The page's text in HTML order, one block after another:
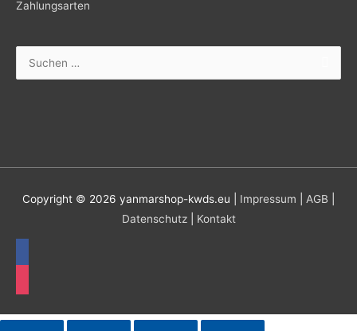
Zahlungsarten
Suchen
Copyright © 2026 yanmarshop-kwds.eu Impressum AGB
Datenschutz| Kontakt